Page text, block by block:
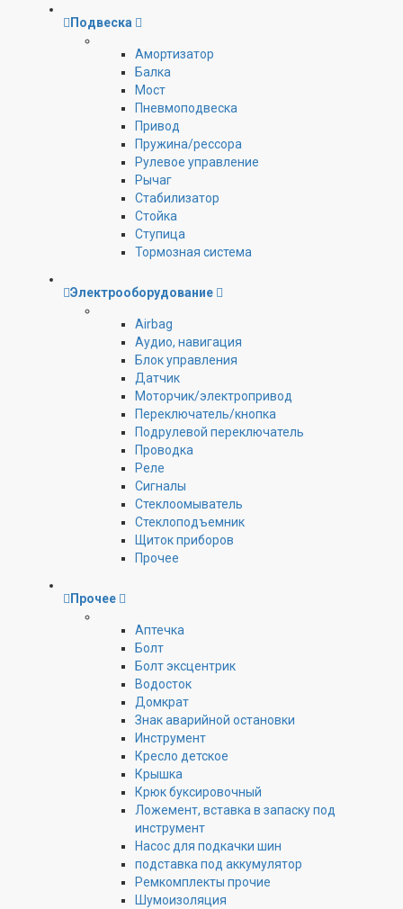
Подвеска
Амортизатор
Балка
Мост
Пневмоподвеска
Привод
Пружина/рессора
Рулевое управление
Рычаг
Стабилизатор
Стойка
Ступица
Тормозная система
Электрооборудование
Airbag
Аудио, навигация
Блок управления
Датчик
Моторчик/электропривод
Переключатель/кнопка
Подрулевой переключатель
Проводка
Реле
Сигналы
Стеклоомыватель
Стеклоподъемник
Щиток приборов
Прочее
Прочее
Аптечка
Болт
Болт эксцентрик
Водосток
Домкрат
Знак аварийной остановки
Инструмент
Кресло детское
Крышка
Крюк буксировочный
Ложемент, вставка в запаску под
инструмент
Насос для подкачки шин
подставка под аккумулятор
Ремкомплекты прочие
Шумоизоляция